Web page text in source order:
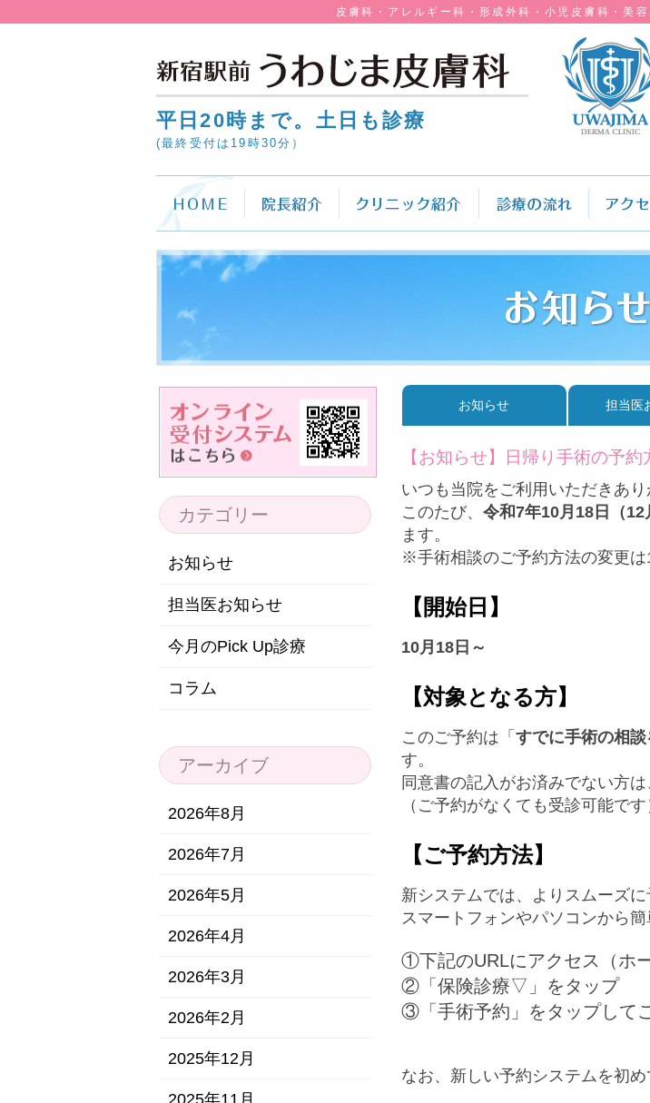
皮膚科・アレルギー科・形成外科・小児皮膚科・美
平日20時まで。土日も診療
(最終受付は19時30分）
お知らせ 担当医
【お知らせ】日帰り手術の予
いつも当院をご利用いただきあり
このたび、 令和7年10月18日（
ます。
※手術相談のご予約方法の変更は
【開始日】
10月18日～
【対象となる方】
このご予約は「 すでに手術の相
す。
同意書の記入がお済みでない方
（ご予約がなくても受診可能です
【ご予約方法】
新システムでは、よりスムーズに
スマートフォンやパソコンから
①下記のURLにアクセス（ホ
②「保険診療▽」をタップ
③「手術予約」をタップして
なお、新しい予約システムを初
カテゴリー
お知らせ
担当医お知らせ
今月のPick Up診療
コラム
アーカイブ
2026年8月
2026年7月
2026年5月
2026年4月
2026年3月
2026年2月
2025年12月
2025年11月